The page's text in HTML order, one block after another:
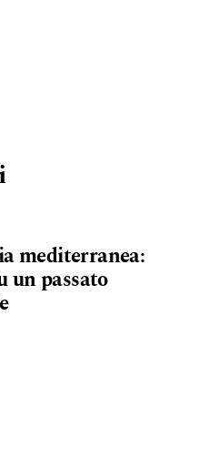
mediterranea:
un passato